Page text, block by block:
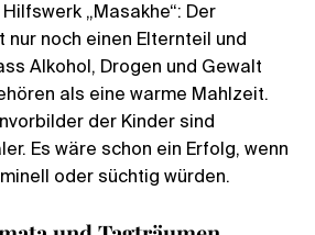
„Masakhe“: Der
nur noch einen Elternteil und
Alkohol, Drogen und Gewalt
als eine warme Mahlzeit.
der Kinder sind
Es wäre schon ein Erfolg, wenn
oder süchtig würden.